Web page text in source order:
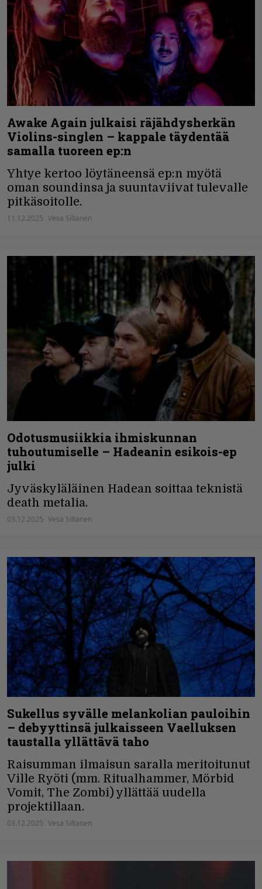
Awake Again julkaisi räjähdysherkän
Violins-singlen – kappale täydentää
samalla tuoreen ep:n
Yhtye kertoo löytäneensä ep:n myötä
oman soundinsa ja suuntaviivat tulevalle
pitkäsoitolle.
11.12.2025 Vesa Siltanen
Odotusmusiikkia ihmiskunnan
tuhoutumiselle – Hadeanin esikois-ep
julki
Jyväskyläläinen Hadean soittaa teknistä
death metalia.
03.12.2025 Vesa Siltanen
Sukellus syvälle melankolian pauloihin
– debyyttinsä julkaisseen Vaelluksen
taustalla yllättävä taho
Raisumman ilmaisun saralla meritoitunut
Ville Ryöti (mm. Ritualhammer, Mörbid
Vomit, The Zombi) yllättää uudella
projektillaan.
03.12.2025 Vesa Siltanen